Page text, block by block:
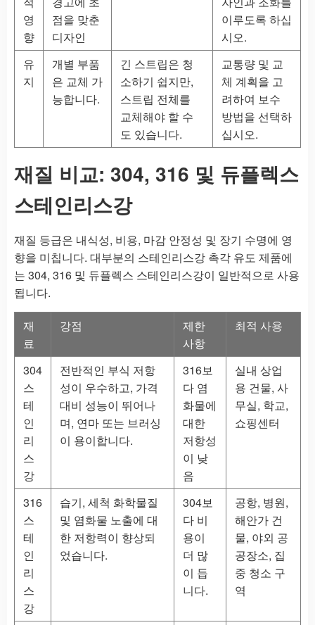
영
향
점을 맞춘
디자인
이루도록 하십
시오.
유
지
개별 부품
은 교체 가
능합니다.
긴 스트립은 청
소하기 쉽지만,
스트립 전체를
교체해야 할 수
도 있습니다.
교통량 및 교
체 계획을 고
려하여 보수
방법을 선택하
십시오.
재질 비교: 304, 316 및 듀플렉스
스테인리스강
재질 등급은 내식성, 비용, 마감 안정성 및 장기 수명에 영
향을 미칩니다. 대부분의 스테인리스강 촉각 유도 제품에
는 304, 316 및 듀플렉스 스테인리스강이 일반적으로 사용
됩니다.
재
료
강점
제한
사항
최적 사용
304
스
테
인
리
스
강
전반적인 부식 저항
성이 우수하고, 가격
대비 성능이 뛰어나
며, 연마 또는 브러싱
이 용이합니다.
316보
다 염
화물에
대한
저항성
이 낮
음
실내 상업
용 건물, 사
무실, 학교,
쇼핑센터
316
스
테
인
리
스
강
습기, 세척 화학물질
및 염화물 노출에 대
한 저항력이 향상되
었습니다.
304보
다 비
용이
더 많
이 듭
니다.
공항, 병원,
해안가 건
물, 야외 공
공장소, 집
중 청소 구
역